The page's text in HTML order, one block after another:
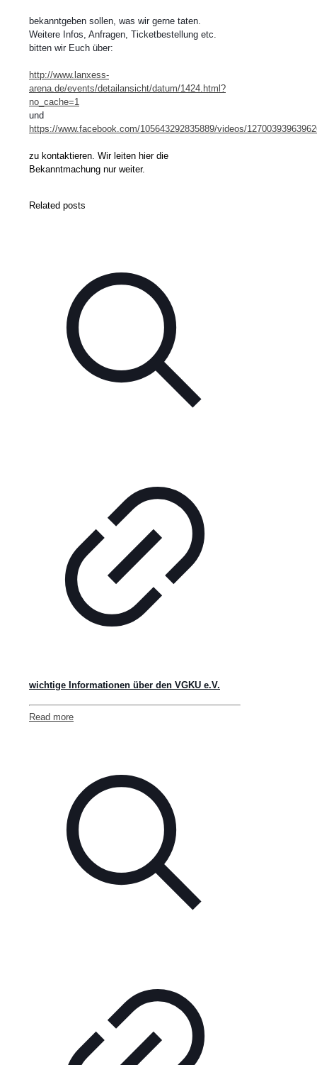
bekanntgeben sollen, was wir gerne taten.
Weitere Infos, Anfragen, Ticketbestellung etc.
bitten wir Euch über:
http://www.lanxess-
arena.de/events/detailansicht/datum/1424.html?
no_cache=1
und
https://www.facebook.com/105643292835889/videos/
zu kontaktieren. Wir leiten hier die
Bekanntmachung nur weiter.
Related posts
wichtige Informationen über den VGKU e.V.
Read more